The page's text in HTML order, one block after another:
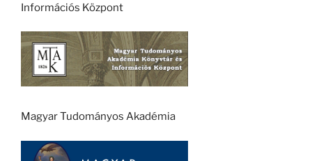
Információs Központ
Magyar Tudományos Akadémia